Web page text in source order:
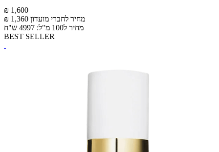
₪ 1,600
₪ 1,360 מחיר לחברי מועדון
מחיר ל100 מ"ל: 4997 ש"ח
BEST SELLER